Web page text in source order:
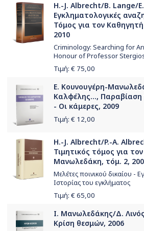
H.-J. Albrecht/B. Lange/
Εγκληματολογικές
Τόμος για τον
2010
Criminology: Searching for
Honour of Professor
Τιμή: € 75,00
Ε. Κουνουγέρη-
Καλφέλης..., Παραβίαση
- Οι κάμερες, 2009
Τιμή: € 12,00
H.-J. Albrecht/P.-A.
Τιμητικός τόμος για
Μανωλεδάκη, τόμ. 2,
Μελέτες ποινικού δικαίου -
Ιστορίας του εγκλήματος
Τιμή: € 65,00
Ι. Μανωλεδάκης/Δ.
Κρίση θεσμών, 2006